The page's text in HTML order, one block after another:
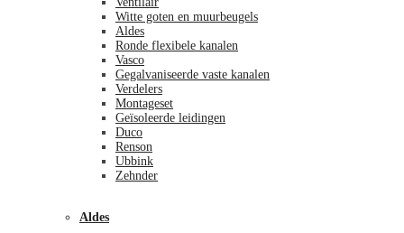
Witte goten en muurbeugels
Aldes
Ronde flexibele kanalen
Vasco
Gegalvaniseerde vaste kanalen
Verdelers
Montageset
Geïsoleerde leidingen
Duco
Renson
Ubbink
Zehnder
Aldes